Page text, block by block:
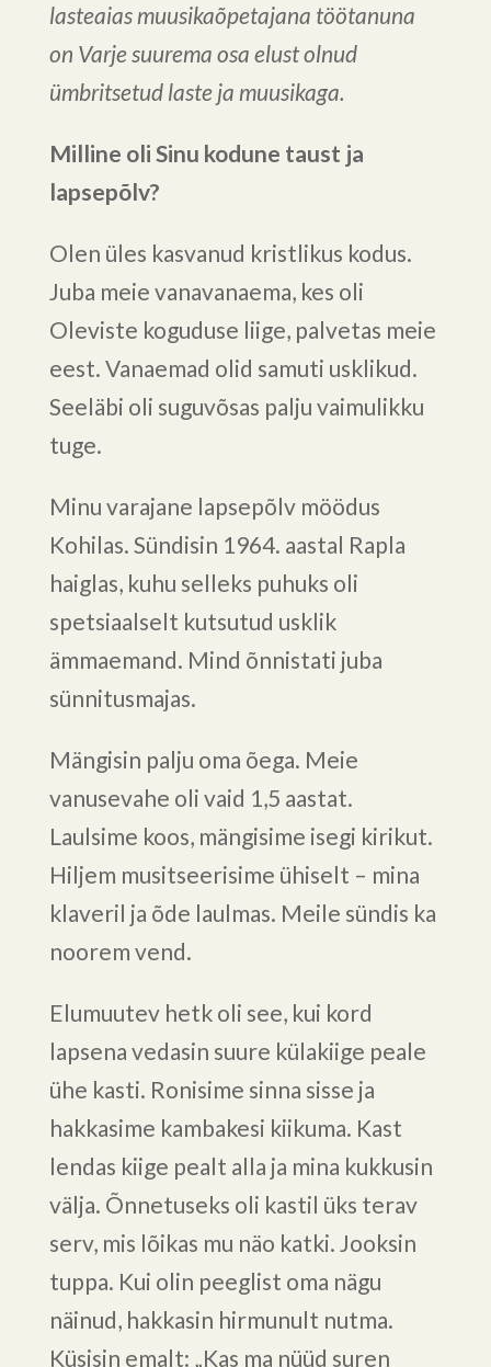
lasteaias muusikaõpetajana töötanuna
on Varje suurema osa elust olnud
ümbritsetud laste ja muusikaga.
Milline oli Sinu kodune taust ja
lapsepõlv?
Olen üles kasvanud kristlikus kodus.
Juba meie vanavanaema, kes oli
Oleviste koguduse liige, palvetas meie
eest. Vanaemad olid samuti usklikud.
Seeläbi oli suguvõsas palju vaimulikku
tuge.
Minu varajane lapsepõlv möödus
Kohilas. Sündisin 1964. aastal Rapla
haiglas, kuhu selleks puhuks oli
spetsiaalselt kutsutud usklik
ämmaemand. Mind õnnistati juba
sünnitusmajas.
Mängisin palju oma õega. Meie
vanusevahe oli vaid 1,5 aastat.
Laulsime koos, mängisime isegi kirikut.
Hiljem musitseerisime ühiselt – mina
klaveril ja õde laulmas. Meile sündis ka
noorem vend.
Elumuutev hetk oli see, kui kord
lapsena vedasin suure külakiige peale
ühe kasti. Ronisime sinna sisse ja
hakkasime kambakesi kiikuma. Kast
lendas kiige pealt alla ja mina kukkusin
välja. Õnnetuseks oli kastil üks terav
serv, mis lõikas mu näo katki. Jooksin
tuppa. Kui olin peeglist oma nägu
näinud, hakkasin hirmunult nutma.
Küsisin emalt: „Kas ma nüüd suren